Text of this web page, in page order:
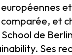
européennes
et
de
Ses